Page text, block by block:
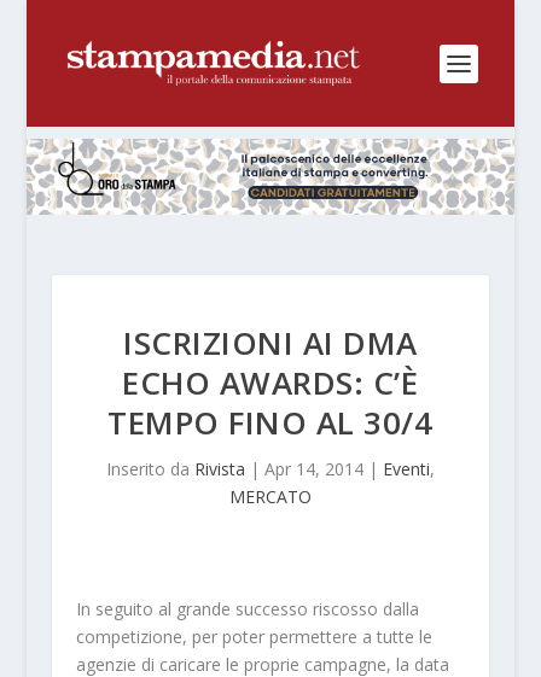
ISCRIZIONI AI DMA
ECHO AWARDS: C’È
TEMPO FINO AL 30/4
Inserito da Rivista | Apr 14, 2014| Eventi,
MERCATO
In seguito al grande successo riscosso dalla
competizione, per poter permettere a tutte le
agenzie di caricare le proprie campagne, la data